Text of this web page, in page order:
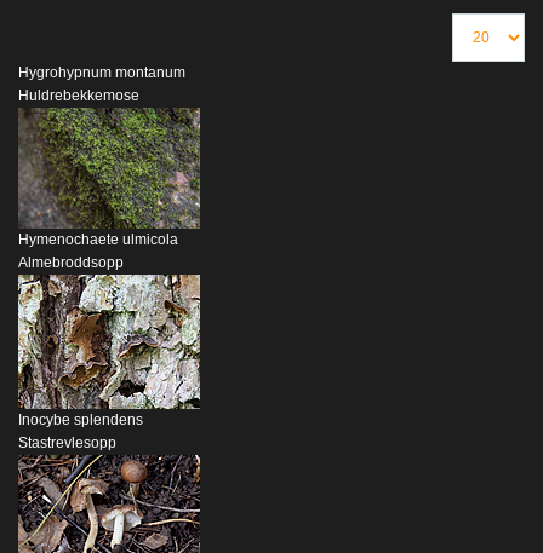
Hygrohypnum montanum
Huldrebekkemose
Hymenochaete ulmicola
Almebroddsopp
Inocybe splendens
Stastrevlesopp